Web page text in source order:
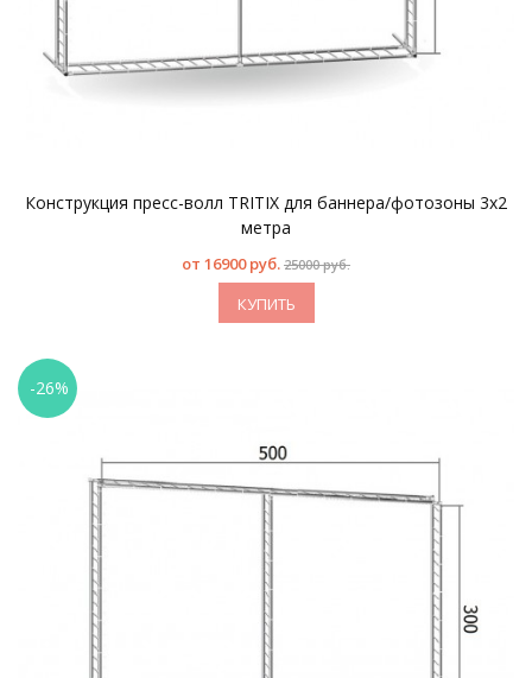
Конструкция пресс-волл TRITIX для баннера/фотозоны 3х2
метра
от 16900 руб. 25000 руб.
КУПИТЬ
-26%